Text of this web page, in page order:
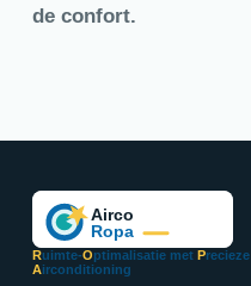
de confort.
Ruimte-Optimalisatie met Precieze
Airconditioning